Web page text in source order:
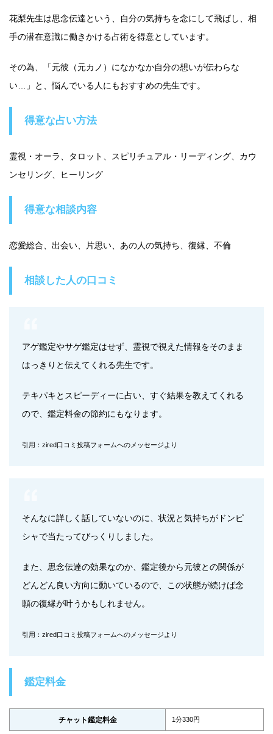
花梨先生は思念伝達という、自分の気持ちを念にして飛ばし、相
手の潜在意識に働きかける占術を得意としています。
その為、「元彼（元カノ）になかなか自分の想いが伝わらな
い…」と、悩んでいる人にもおすすめの先生です。
得意な占い方法
霊視・オーラ、タロット、スピリチュアル・リーディング、カウ
ンセリング、ヒーリング
得意な相談内容
恋愛総合、出会い、片思い、あの人の気持ち、復縁、不倫
相談した人の口コミ
アゲ鑑定やサゲ鑑定はせず、霊視で視えた情報をそのまま
はっきりと伝えてくれる先生です。
テキパキとスピーディーに占い、すぐ結果を教えてくれる
ので、鑑定料金の節約にもなります。
引用：zired口コミ投稿フォームへのメッセージより
そんなに詳しく話していないのに、状況と気持ちがドンピ
シャで当たってびっくりしました。
また、思念伝達の効果なのか、鑑定後から元彼との関係が
どんどん良い方向に動いているので、この状態が続けば念
願の復縁が叶うかもしれません。
引用：zired口コミ投稿フォームへのメッセージより
鑑定料金
チャット鑑定料金 1分330円